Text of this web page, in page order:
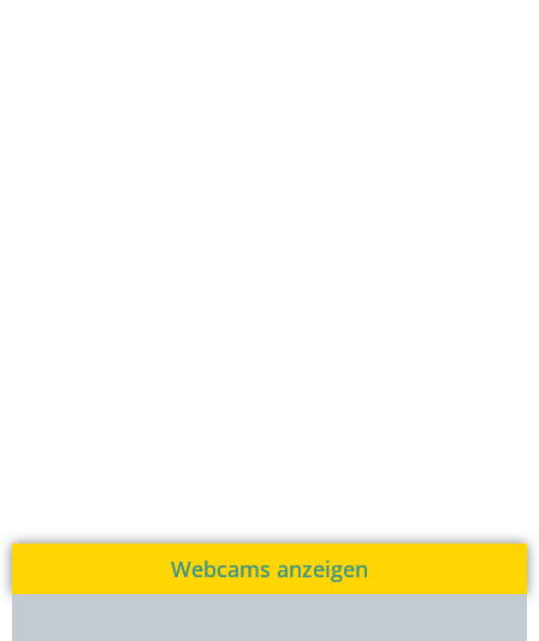
Webcams anzeigen